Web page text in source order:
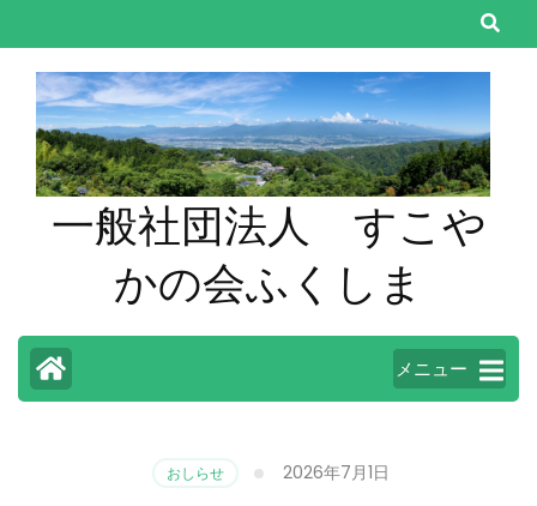
ン
(Enter
一般社団法人 すこや
かの会ふくしま
メニュー
おしらせ 2026年7月1日